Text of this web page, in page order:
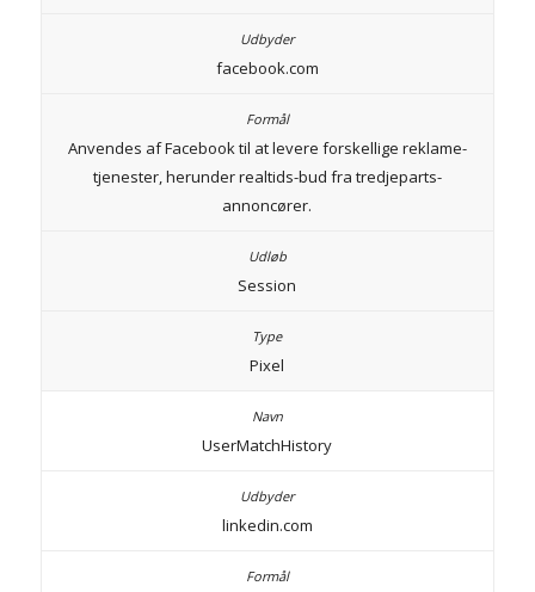
facebook.com
Anvendes af Facebook til at levere forskellige reklame-
tjenester, herunder realtids-bud fra tredjeparts-
annoncører.
Session
Pixel
UserMatchHistory
linkedin.com